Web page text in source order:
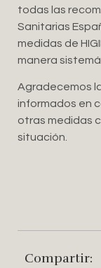
todas las
Sanitarias
medidas de
manera
Agradecemos
informados en
otras medidas
situación.
Compartir: